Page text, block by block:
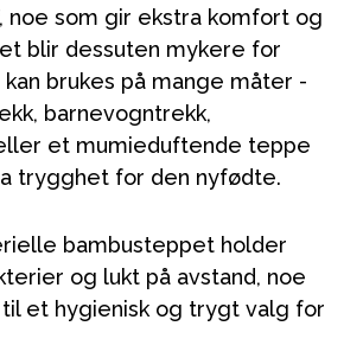
noe som gir ekstra komfort og
blir dessuten mykere for
kan brukes på mange måter -
barnevogntrekk,
et mumieduftende teppe
trygghet for den nyfødte.
bambusteppet holder
og lukt på avstand, noe
et hygienisk og trygt valg for